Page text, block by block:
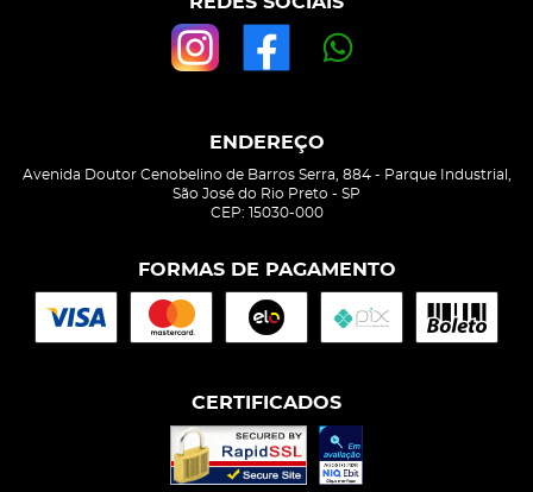
ENDEREÇO
Avenida Doutor Cenobelino de Barros Serra, 884- Parque Industrial,
São José do Rio Preto - SP
CEP: 15030-000
FORMAS DE PAGAMENTO
CERTIFICADOS